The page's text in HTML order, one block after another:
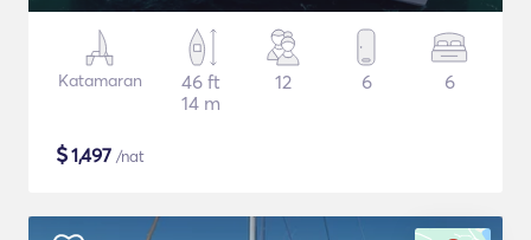
Katamaran
46 ft
14 m
12 6 6
$1,497 /nat